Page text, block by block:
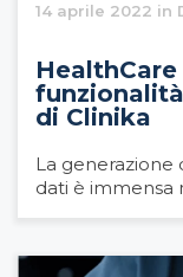
14 aprile 2022 in
di Clinika
La generazione
dati è immensa